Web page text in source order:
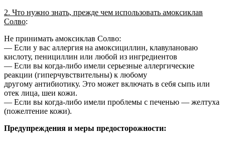
2. Что нужно знать, прежде чем использовать амоксиклав
Солво:
Не принимать амоксиклав Солво:
— Если у вас аллергия на амоксициллин, клавулановаю
кислоту, пенициллин или любой из ингредиентов
— Если вы когда-либо имели серьезные аллергические
реакции (гиперчувствительны) к любому
другому антибиотику. Это может включать в себя сыпь или
отек лица, шеи кожи.
— Если вы когда-либо имели проблемы с печенью — желтуха
(пожелтение кожи).
Предупреждения и меры предосторожности: